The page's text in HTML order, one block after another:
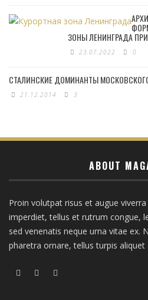
ЗОНЫ ЛЕНИНГРАДА
23.07.2022 0
СТАЛИНСКИЕ ДОМИНАНТЫ
21.12.2014 3
ABOUT
Proin volutpat risus et augue
imperdiet, tellus et rutrum congue,
sed venenatis neque urna vitae ex.
pharetra ornare, tellus turpis aliquet